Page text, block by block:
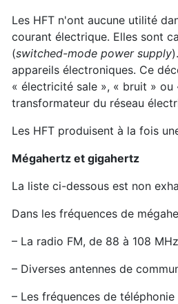
Les HFT n'ont aucune utilité
courant électrique. Elles sont
(switched-mode power supply
appareils électroniques. Ce
« électricité sale », « bruit » ou
transformateur du réseau
Les HFT produisent à la fois
Mégahertz et gigahertz
La liste ci-dessous est non
Dans les fréquences de
– La radio FM, de 88 à 108 MHz
– Diverses antennes de
– Les fréquences de